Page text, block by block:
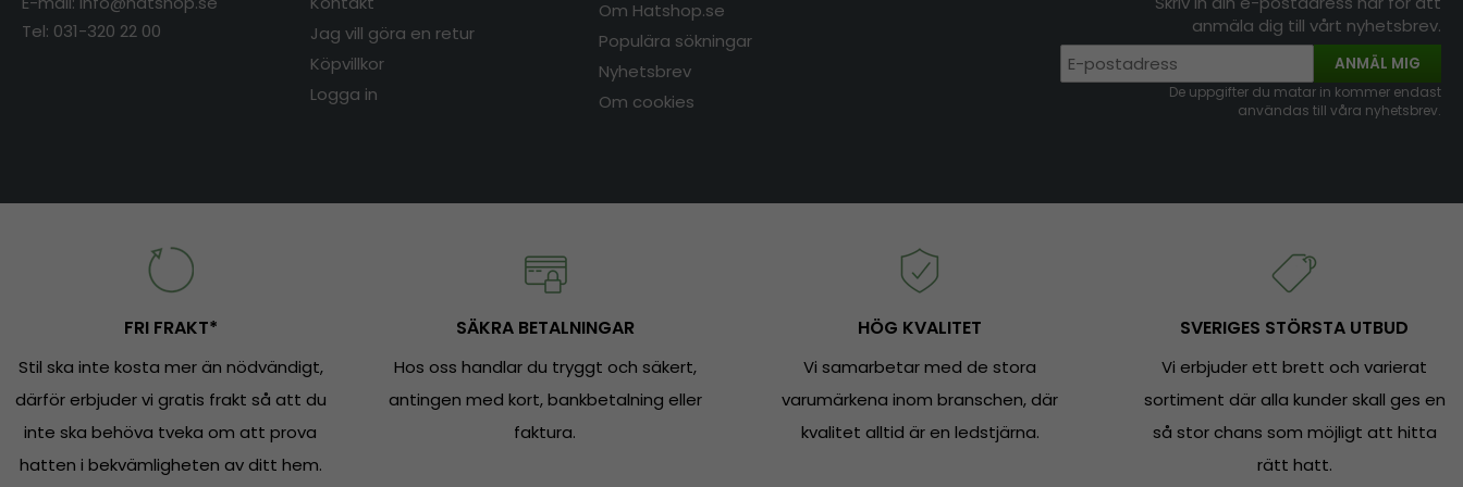
Tel: 031-320 22 00
Jag vill göra en retur
Köpvillkor
Logga in
Om Hatshop.se
Populära sökningar
Nyhetsbrev
Om cookies
anmäla dig till vårt nyhetsbrev.
ANMÄL MIG
De uppgifter du matar in kommer endast
användas till våra nyhetsbrev.
FRI FRAKT*
Stil ska inte kosta mer än nödvändigt,
därför erbjuder vi gratis frakt så att du
inte ska behöva tveka om att prova
hatten i bekvämligheten av ditt hem.
SÄKRA BETALNINGAR
Hos oss handlar du tryggt och säkert,
antingen med kort, bankbetalning eller
faktura.
HÖG KVALITET
Vi samarbetar med de stora
varumärkena inom branschen, där
kvalitet alltid är en ledstjärna.
SVERIGES STÖRSTA UTBUD
Vi erbjuder ett brett och varierat
sortiment där alla kunder skall ges en
så stor chans som möjligt att hitta
rätt hatt.